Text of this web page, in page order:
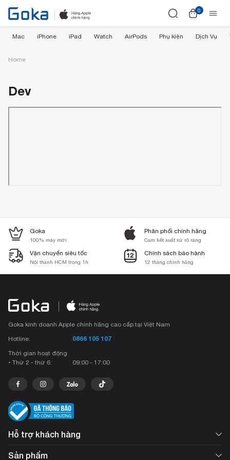
0
Mac iPhone iPad Watch AirPods Phụ kiện Dịch Vụ
Home
Dev
Goka
100% máy mới
Phân phối chính hãng
Cam kết xuất xứ rõ ràng
Vận chuyển siêu tốc
Nội thành HCM trong 1h
Chính sách bảo hành
12 tháng chính hãng
Goka kinh doanh Apple chính hãng cao cấp tại Việt Nam
Hotline:
0866 105 107
Thời gian hoạt động
• Thứ 2 - thứ 6:
09:00 - 17:00
Hỗ trợ khách hàng
Sản phẩm